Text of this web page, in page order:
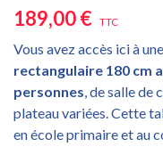
189,00 € TTC
Vous avez accès ici à
rectangulaire 180 cm
personnes, de salle de
plateau variées. Cette
en école primaire et au